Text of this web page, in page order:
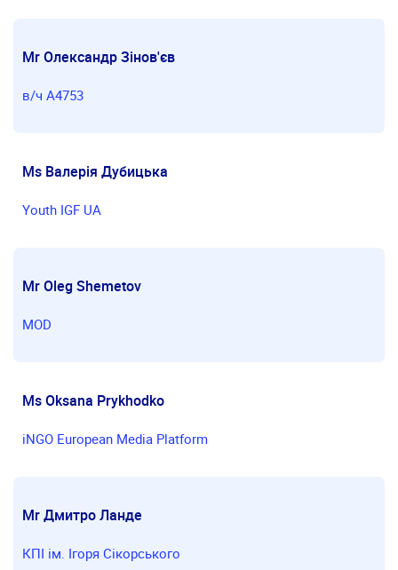
Mr Олександр Зінов'єв
в/ч А4753
Ms Валерія Дубицька
Youth IGF UA
Mr Oleg Shemetov
MOD
Ms Oksana Prykhodko
iNGO European Media Platform
Mr Дмитро Ланде
КПІ ім. Ігоря Сікорського